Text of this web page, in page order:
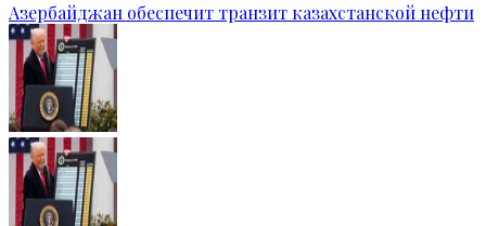
Азербайджан обеспечит транзит казахстанской нефти